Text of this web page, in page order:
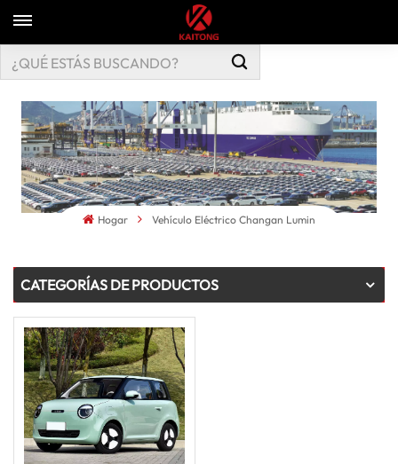
Hogar Vehículo Eléctrico Changan Lumin
CATEGORÍAS DE PRODUCTOS